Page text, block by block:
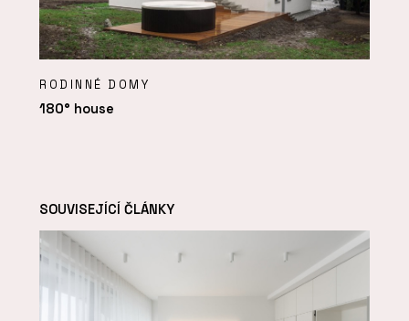
RODINNÉ DOMY
180° house
SOUVISEJÍCÍ ČLÁNKY